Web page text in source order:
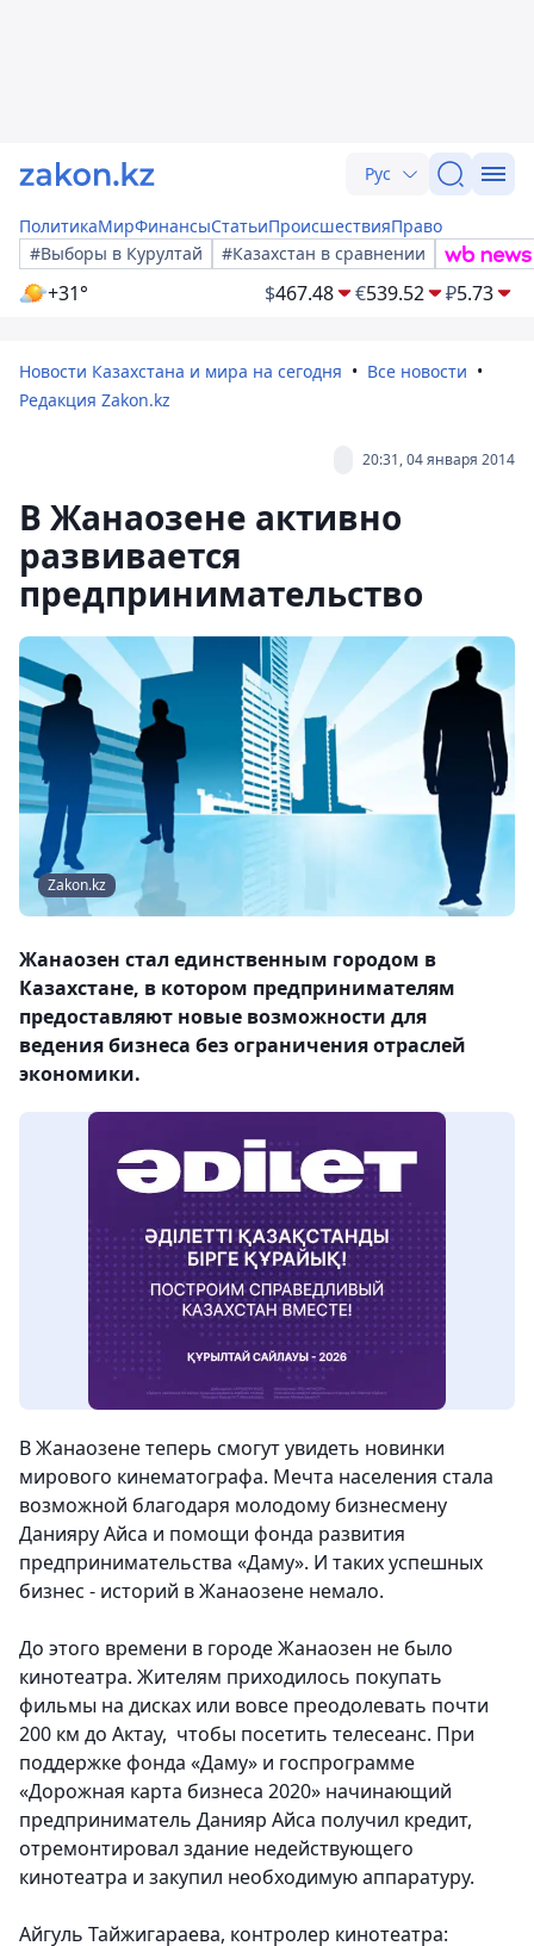
Рус
ПолитикаМирФинансыСтатьиПроисшествияПраво
#Выборы в Курултай
#Казахстан в сравнении
+31° $467.48 €539.52 ₽5.73
Новости Казахстана и мира на сегодня
Все новости
Редакция Zakon.kz
20:31, 04 января 2014
В Жанаозене активно
развивается
предпринимательство
Zakon.kz
Жанаозен стал единственным городом в
Казахстане, в котором предпринимателям
предоставляют новые возможности для
ведения бизнеса без ограничения отраслей
экономики.
В Жанаозене теперь смогут увидеть новинки
мирового кинематографа. Мечта населения стала
возможной благодаря молодому бизнесмену
Данияру Айса и помощи фонда развития
предпринимательства «Даму». И таких успешных
бизнес - историй в Жанаозене немало.
До этого времени в городе Жанаозен не было
кинотеатра. Жителям приходилось покупать
фильмы на дисках или вовсе преодолевать почти
200 км до Актау, чтобы посетить телесеанс. При
поддержке фонда «Даму» и госпрограмме
«Дорожная карта бизнеса 2020» начинающий
предприниматель Данияр Айса получил кредит,
отремонтировал здание недействующего
кинотеатра и закупил необходимую аппаратуру.
Айгуль Тайжигараева, контролер кинотеатра: